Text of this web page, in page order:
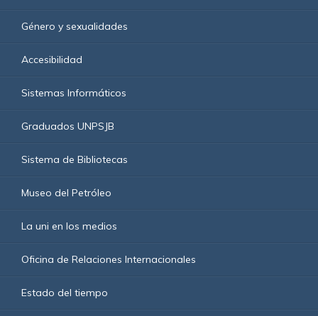
Género y sexualidades
Accesibilidad
Sistemas Informáticos
Graduados UNPSJB
Sistema de Bibliotecas
Museo del Petróleo
La uni en los medios
Oficina de Relaciones Internacionales
Estado del tiempo